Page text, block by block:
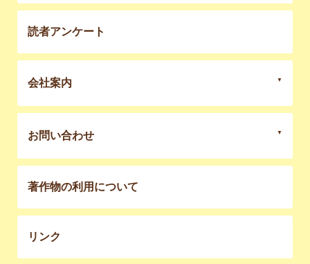
読者アンケート
会社案内
お問い合わせ
著作物の利用について
リンク